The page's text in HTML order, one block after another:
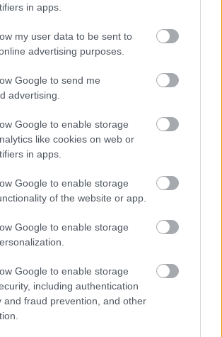
in apps.
my user data to be sent to
advertising purposes.
Google to send me
advertising.
Google to enable storage
like cookies on web or
in apps.
Google to enable storage
of the website or app.
Google to enable storage
Google to enable storage
including authentication
and fraud prevention, and other
ΣΥΖΗΤΗΣΗ